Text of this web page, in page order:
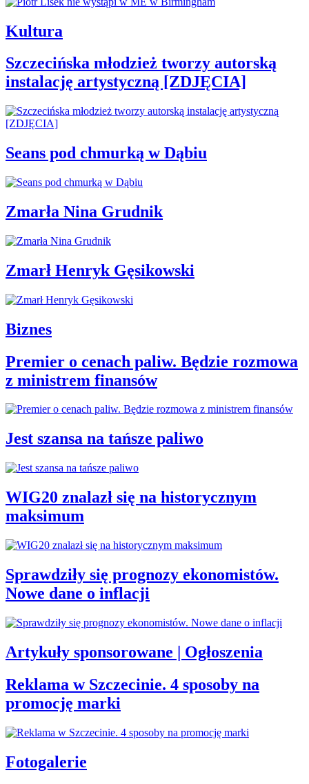
Kultura
Szczecińska młodzież tworzy autorską
instalację artystyczną [ZDJĘCIA]
Seans pod chmurką w Dąbiu
Zmarła Nina Grudnik
Zmarł Henryk Gęsikowski
Biznes
Premier o cenach paliw. Będzie rozmowa
z ministrem finansów
Jest szansa na tańsze paliwo
WIG20 znalazł się na historycznym
maksimum
Sprawdziły się prognozy ekonomistów.
Nowe dane o inflacji
Artykuły sponsorowane | Ogłoszenia
Reklama w Szczecinie. 4 sposoby na
promocję marki
Fotogalerie